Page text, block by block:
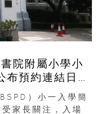
院附屬小學小
預約連結日期
）小一入學簡
家長關注，入場